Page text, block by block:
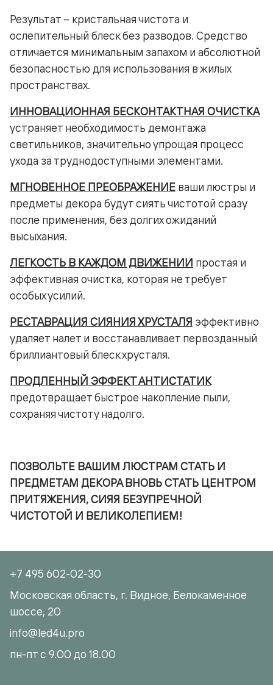
Результат – кристальная чистота и
ослепительный блеск без разводов. Средство
отличается минимальным запахом и абсолютной
безопасностью для использования в жилых
пространствах.
ИННОВАЦИОННАЯ БЕСКОНТАКТНАЯ ОЧИСТКА
устраняет необходимость демонтажа
светильников, значительно упрощая процесс
ухода за труднодоступными элементами.
МГНОВЕННОЕ ПРЕОБРАЖЕНИЕ ваши люстры и
предметы декора будут сиять чистотой сразу
после применения, без долгих ожиданий
высыхания.
ЛЕГКОСТЬ В КАЖДОМ ДВИЖЕНИИ простая и
эффективная очистка, которая не требует
особых усилий.
РЕСТАВРАЦИЯ СИЯНИЯ ХРУСТАЛЯ эффективно
удаляет налет и восстанавливает первозданный
бриллиантовый блеск хрусталя.
ПРОДЛЕННЫЙ ЭФФЕКТ АНТИСТАТИК
предотвращает быстрое накопление пыли,
сохраняя чистоту надолго.
ПОЗВОЛЬТЕ ВАШИМ ЛЮСТРАМ СТАТЬ И
ПРЕДМЕТАМ ДЕКОРА ВНОВЬ СТАТЬ ЦЕНТРОМ
ПРИТЯЖЕНИЯ, СИЯЯ БЕЗУПРЕЧНОЙ
ЧИСТОТОЙ И ВЕЛИКОЛЕПИЕМ!
+7 495 602-02-30
Московская область, г. Видное, Белокаменное
шоссе, 20
info@led4u.pro
пн-пт с 9.00 до 18.00